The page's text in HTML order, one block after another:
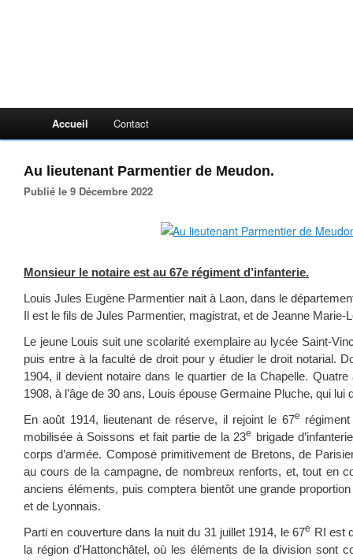
Accueil Contact
Au lieutenant Parmentier de Meudon.
Publié le 9 Décembre 2022
Monsieur le notaire est au 67e régiment d’infanterie.
Louis Jules Eugène Parmentier nait à Laon, dans le
Il est le fils de Jules Parmentier, magistrat, et de Jeanne Marie-
Le jeune Louis suit une scolarité exemplaire au lycée Saint-
puis entre à la faculté de droit pour y étudier le droit notarial.
1904, il devient notaire dans le quartier de la Chapelle.
1908, à l’âge de 30 ans, Louis épouse Germaine Pluche, qui lui
En août 1914, lieutenant de réserve, il rejoint le 67e
mobilisée à Soissons et fait partie de la 23e
brigade
corps d’armée. Composé primitivement de Bretons, de
au cours de la campagne, de nombreux renforts, et, tout en
anciens éléments, puis comptera bientôt une grande
et de Lyonnais.
Parti en couverture dans la nuit du 31 juillet 1914, le 67e RI est
la région d'Hattonchâtel, où les éléments de la division sont